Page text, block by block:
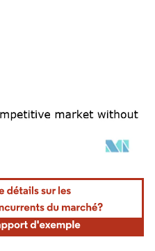
nécessite une attribution sous CC BY